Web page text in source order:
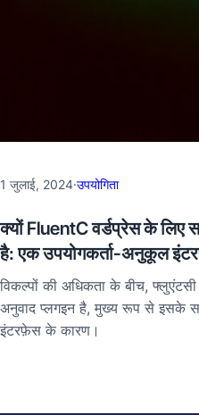
1 जुलाई, 2024·उपयोगिता
क्यों FluentC वर्डप्रेस के लिए
है: एक उपयोगकर्ता-अनुकूल
विकल्पों की अधिकता के बीच,
अनुवाद प्लगइन है, मुख्य रूप से इसके
इंटरफ़ेस के कारण।